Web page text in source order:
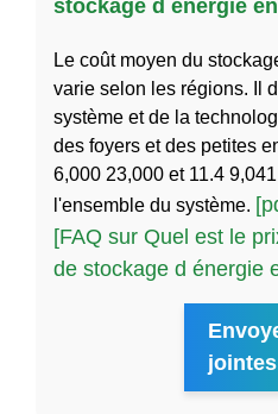
stockage d énergie
Le coût moyen du
varie selon les régions. Il
système et de la
des foyers et des petites
6,000 23,000 et 11.4
l'ensemble du système.
[FAQ sur Quel est le
de stockage d énergie